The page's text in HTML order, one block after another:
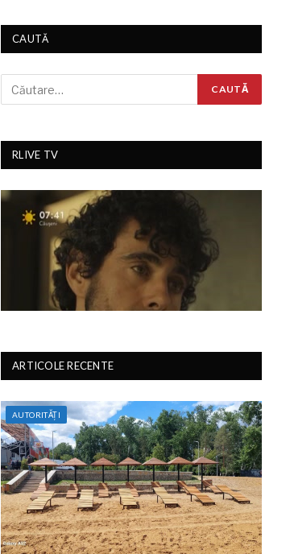
CAUTĂ
RLIVE TV
ARTICOLE RECENTE
AUTORITĂȚI